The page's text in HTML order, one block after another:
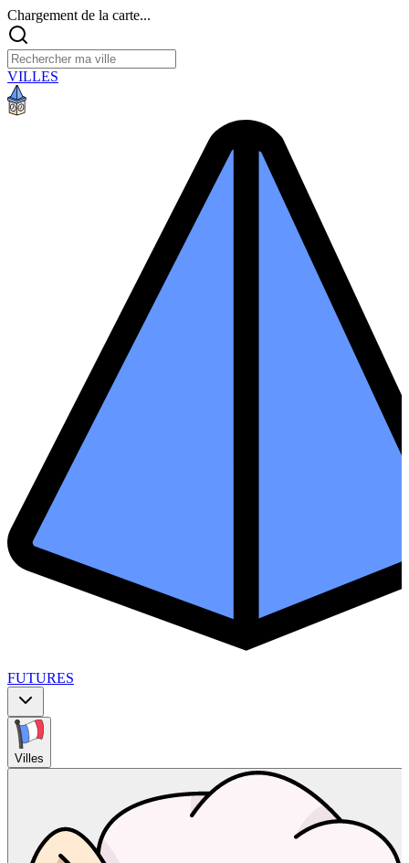
Chargement de la carte...
VILLES
FUTURES
Villes